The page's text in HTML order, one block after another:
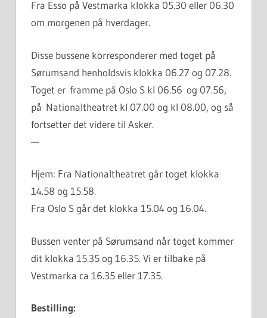
Fra Esso på Vestmarka klokka 05.30 eller 06.30
om morgenen på hverdager.
Disse bussene korresponderer med toget på
Sørumsand henholdsvis klokka 06.27 og 07.28.
Toget er framme på Oslo S kl 06.56 og 07.56,
på Nationaltheatret kl 07.00 og kl 08.00, og så
fortsetter det videre til Asker.
—
Hjem: Fra Nationaltheatret går toget klokka
14.58 og 15.58.
Fra Oslo S går det klokka 15.04 og 16.04.
Bussen venter på Sørumsand når toget kommer
dit klokka 15.35 og 16.35. Vi er tilbake på
Vestmarka ca 16.35 eller 17.35.
Bestilling: